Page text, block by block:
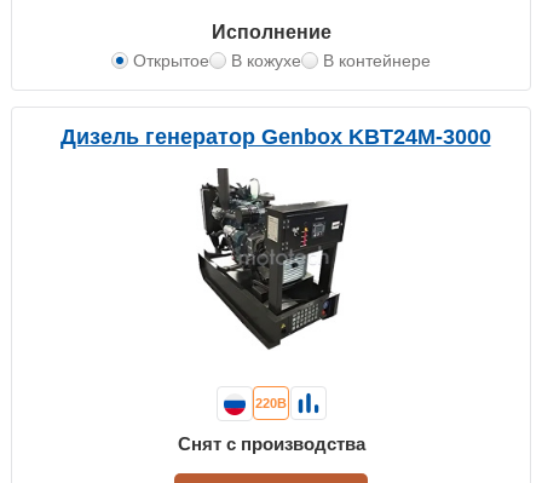
Исполнение
Открытое В кожухе В контейнере
Дизель генератор Genbox KBT24M-3000
220В
Снят с производства